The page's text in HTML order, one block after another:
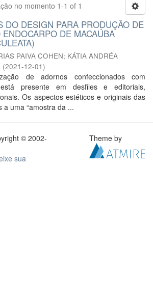
no momento 1-1 of 1
DO DESIGN PARA PRODUÇÃO DE
DE MACAÚBA
PAIVA COHEN; KÁTIA ANDRÉA
(2021-12-01)
de adornos confeccionados com
presente em desfiles e editoriais,
Os aspectos estéticos e originais das
a uma “amostra da ...
© 2002-
sua
Theme by